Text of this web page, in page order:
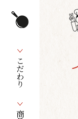
こだわり